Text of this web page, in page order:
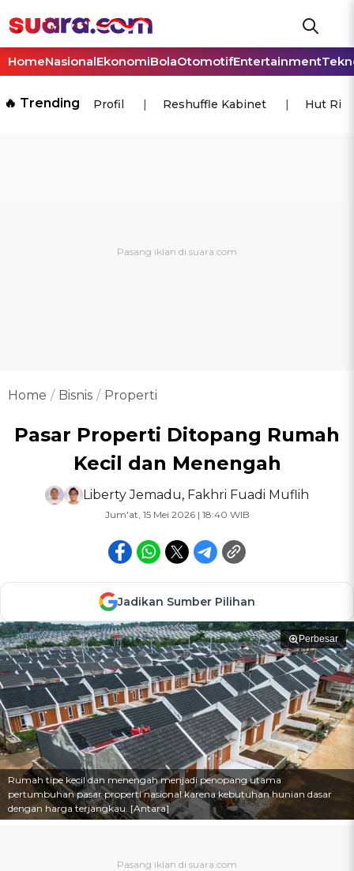
HomeNasionalEkonomiBolaOtomotifEntertainment
🔥 Trending Profil Reshuffle Kabinet Hut Ri
Home Bisnis Properti
Pasar Properti Ditopang Rumah
Kecil dan Menengah
Liberty Jemadu, Fakhri Fuadi Muflih
Jum'at, 15 Mei 2026 | 18:40 WIB
Jadikan Sumber Pilihan
Perbesar
Rumah tipe kecil dan menengah menjadi penopang utama
pertumbuhan pasar properti nasional karena kebutuhan hunian dasar
dengan harga terjangkau. [Antara]